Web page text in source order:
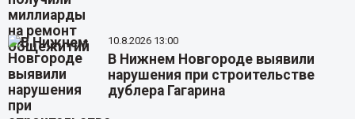
10.8.2026 13:00
В Нижнем Новгороде выявили
нарушения при строительстве
дублера Гагарина